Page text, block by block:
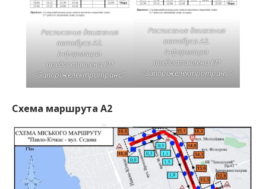
Расписание движения
автобуса А2.
Інформация
предоставлена КП
“Запоріжелектротранс”
Расписание движения
автобуса А2.
Інформация
предоставлена КП
“Запоріжелектротранс”
Схема маршрута А2